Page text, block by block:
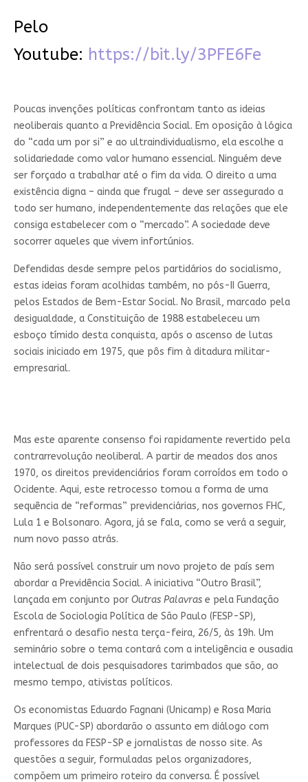
Pelo
Youtube: https://bit.ly/3PFE6Fe
Poucas invenções políticas confrontam tanto as ideias
neoliberais quanto a Previdência Social. Em oposição à lógica
do “cada um por si” e ao ultraindividualismo, ela escolhe a
solidariedade como valor humano essencial. Ninguém deve
ser forçado a trabalhar até o fim da vida. O direito a uma
existência digna – ainda que frugal – deve ser assegurado a
todo ser humano, independentemente das relações que ele
consiga estabelecer com o “mercado”. A sociedade deve
socorrer aqueles que vivem infortúnios.
Defendidas desde sempre pelos partidários do socialismo,
estas ideias foram acolhidas também, no pós-II Guerra,
pelos Estados de Bem-Estar Social. No Brasil, marcado pela
desigualdade, a Constituição de 1988 estabeleceu um
esboço tímido desta conquista, após o ascenso de lutas
sociais iniciado em 1975, que pôs fim à ditadura militar-
empresarial.
Mas este aparente consenso foi rapidamente revertido pela
contrarrevolução neoliberal. A partir de meados dos anos
1970, os direitos previdenciários foram corroídos em todo o
Ocidente. Aqui, este retrocesso tomou a forma de uma
sequência de “reformas” previdenciárias, nos governos FHC,
Lula 1 e Bolsonaro. Agora, já se fala, como se verá a seguir,
num novo passo atrás.
Não será possível construir um novo projeto de país sem
abordar a Previdência Social. A iniciativa “Outro Brasil”,
lançada em conjunto por Outras Palavras e pela Fundação
Escola de Sociologia Política de São Paulo (FESP-SP),
enfrentará o desafio nesta terça-feira, 26/5, às 19h. Um
seminário sobre o tema contará com a inteligência e ousadia
intelectual de dois pesquisadores tarimbados que são, ao
mesmo tempo, ativistas políticos.
Os economistas Eduardo Fagnani (Unicamp) e Rosa Maria
Marques (PUC-SP) abordarão o assunto em diálogo com
professores da FESP-SP e jornalistas de nosso site. As
questões a seguir, formuladas pelos organizadores,
compõem um primeiro roteiro da conversa. É possível